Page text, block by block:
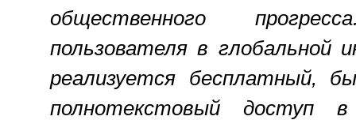
общественного
пользователя в глобальной
реализуется бесплатный,
полнотекстовый доступ